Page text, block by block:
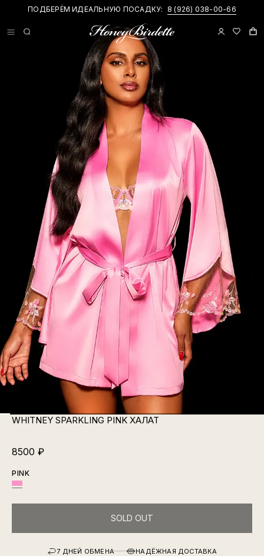
ПОДБЕРЁМ ИДЕАЛЬНУЮ ПОСАДКУ: 8 (926) 038-00-66
WHITNEY SPARKLING PINK ХАЛАТ
8500 ₽
PINK
SOLD OUT
7 ДНЕЙ ОБМЕНА НАДЁЖНАЯ ДОСТАВКА